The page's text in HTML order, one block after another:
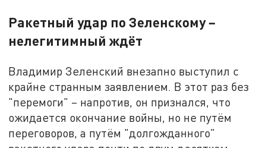
Ракетный удар по Зеленскому –
нелегитимный ждёт
Владимир Зеленский внезапно выступил с
крайне странным заявлением. В этот раз без
"перемоги" – напротив, он признался, что
ожидается окончание войны, но не путём
переговоров, а путём "долгожданного"